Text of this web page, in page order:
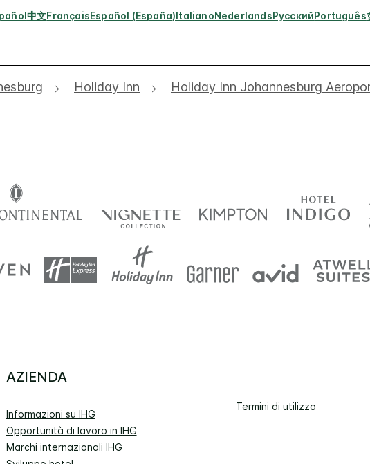
中文FrançaisEspañol (España)ItalianoNederlandsРусскийPortuguês
Holiday Inn Holiday Inn Johannesburg
AZIENDA
Informazioni su IHG
Opportunità di lavoro in IHG
Marchi internazionali IHG
Termini di utilizzo